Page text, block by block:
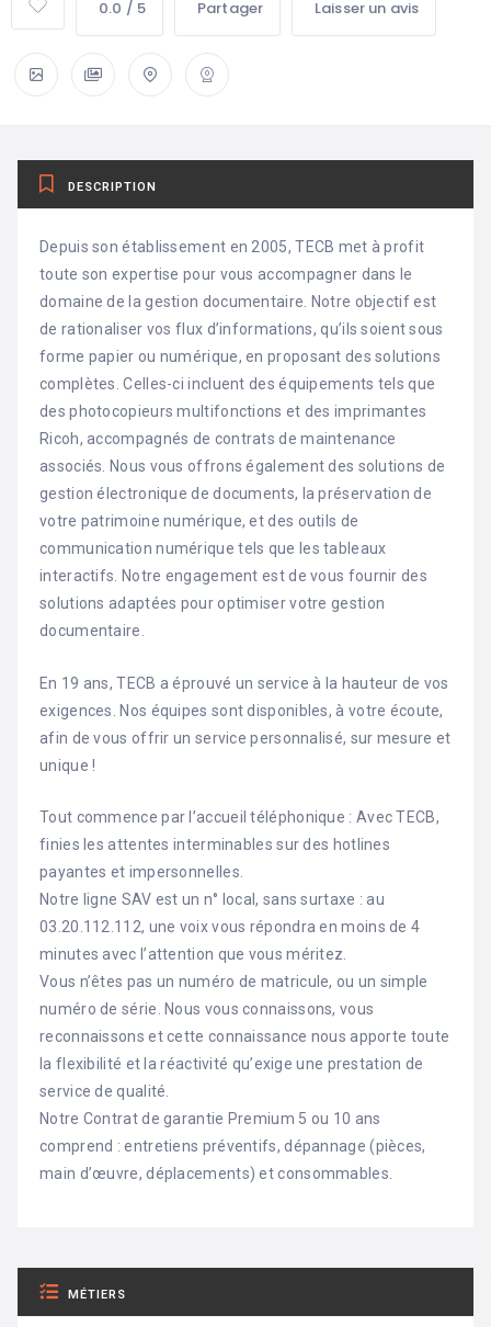
0.0 / 5 Partager Laisser un avis
DESCRIPTION
Depuis son établissement en 2005, TECB met à profit
toute son expertise pour vous accompagner dans le
domaine de la gestion documentaire. Notre objectif est
de rationaliser vos flux d’informations, qu’ils soient sous
forme papier ou numérique, en proposant des solutions
complètes. Celles-ci incluent des équipements tels que
des photocopieurs multifonctions et des imprimantes
Ricoh, accompagnés de contrats de maintenance
associés. Nous vous offrons également des solutions de
gestion électronique de documents, la préservation de
votre patrimoine numérique, et des outils de
communication numérique tels que les tableaux
interactifs. Notre engagement est de vous fournir des
solutions adaptées pour optimiser votre gestion
documentaire.
En 19 ans, TECB a éprouvé un service à la hauteur de vos
exigences. Nos équipes sont disponibles, à votre écoute,
afin de vous offrir un service personnalisé, sur mesure et
unique !
Tout commence par l’accueil téléphonique : Avec TECB,
finies les attentes interminables sur des hotlines
payantes et impersonnelles.
Notre ligne SAV est un n° local, sans surtaxe : au
03.20.112.112, une voix vous répondra en moins de 4
minutes avec l’attention que vous méritez.
Vous n’êtes pas un numéro de matricule, ou un simple
numéro de série. Nous vous connaissons, vous
reconnaissons et cette connaissance nous apporte toute
la flexibilité et la réactivité qu’exige une prestation de
service de qualité.
Notre Contrat de garantie Premium 5 ou 10 ans
comprend : entretiens préventifs, dépannage (pièces,
main d’œuvre, déplacements) et consommables.
MÉTIERS